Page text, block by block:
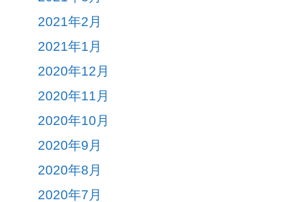
2021年2月
2021年1月
2020年12月
2020年11月
2020年10月
2020年9月
2020年8月
2020年7月